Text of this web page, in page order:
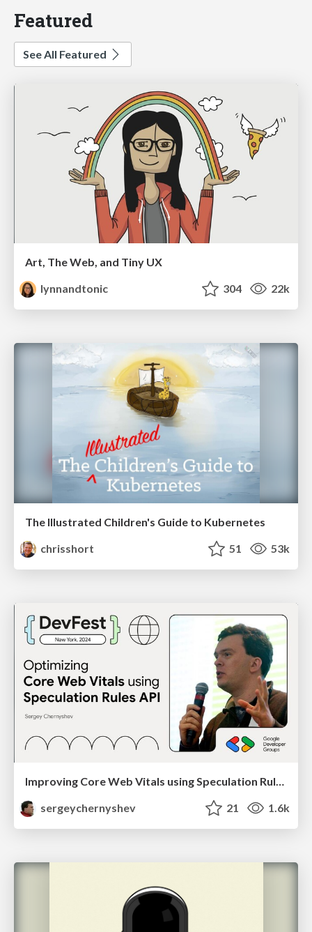
Featured
See All Featured
Art, The Web, and Tiny UX
lynnandtonic
304 22k
The Illustrated Children's Guide to Kubernetes
chrisshort
51 53k
Improving Core Web Vitals using Speculation Rules API
sergeychernyshev
21 1.6k